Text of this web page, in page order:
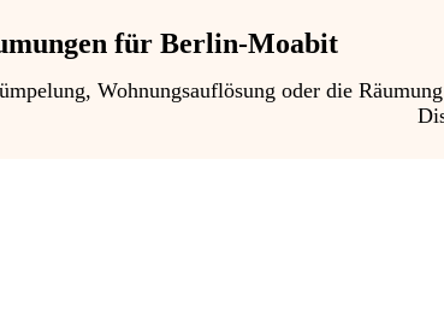
für Berlin-Moabit
Wohnungsauflösung oder die